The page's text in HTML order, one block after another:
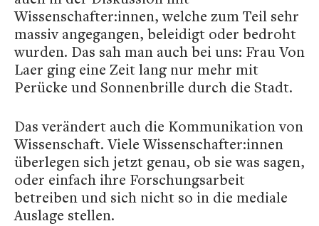
Wissenschafter:innen, welche zum Teil sehr
massiv angegangen, beleidigt oder bedroht
wurden. Das sah man auch bei uns: Frau Von
Laer ging eine Zeit lang nur mehr mit
Perücke und Sonnenbrille durch die Stadt.
Das verändert auch die Kommunikation von
Wissenschaft. Viele Wissenschafter:innen
überlegen sich jetzt genau, ob sie was sagen,
oder einfach ihre Forschungsarbeit
betreiben und sich nicht so in die mediale
Auslage stellen.